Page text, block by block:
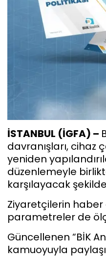
İSTANBUL (İGFA) –
davranışları, cihaz
yeniden
düzenlemeyle
karşılayacak
Ziyaretçilerin haber
parametreler de
Güncellenen “BİK
kamuoyuyla